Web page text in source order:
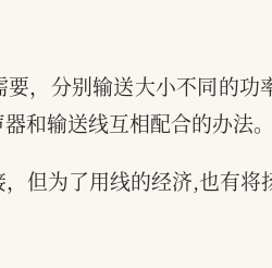
，分别输送大小不同的功
和输送线互相配合的办法。
但为了用线的经济,也有将